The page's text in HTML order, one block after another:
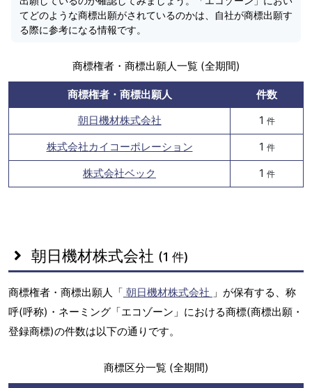
てどのような商標出願がされているのかは、自社が商標出願す
る際に参考になる情報です。
商標権者・商標出願人一覧 (全期間)
商標権者・商標出願人
件数
朝日機材株式会社
1 件
株式会社カイコーポレーション 1 件
株式会社ベック 1 件
朝日機材株式会社 (1 件)
商標権者・商標出願人「 朝日機材株式会社 」が保有する、称
呼(呼称)・ネーミング「エコゾーン」における商標(商標出願・
登録商標)の件数は以下の通りです。
商標区分一覧 (全期間)